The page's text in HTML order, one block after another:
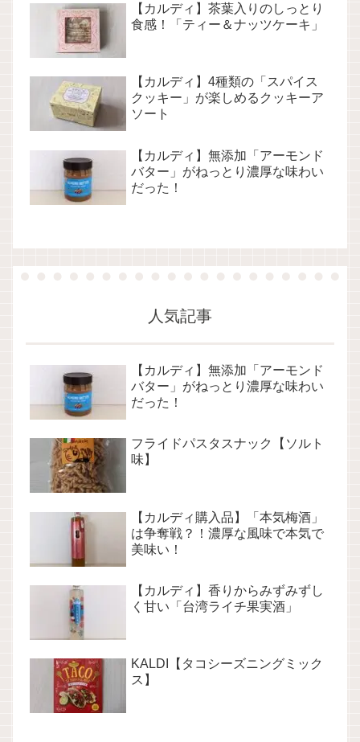
【カルディ】茶葉入りのしっとり
食感！「ティー＆ナッツケーキ」
【カルディ】4種類の「スパイス
クッキー」が楽しめるクッキーア
ソート
【カルディ】無添加「アーモンド
バター」がねっとり濃厚な味わい
だった！
人気記事
【カルディ】無添加「アーモンド
バター」がねっとり濃厚な味わい
だった！
フライドパスタスナック【ソルト
味】
【カルディ購入品】「本気梅酒」
は争奪戦？！濃厚な風味で本気で
美味い！
【カルディ】香りからみずみずし
く甘い「台湾ライチ果実酒」
KALDI【タコシーズニングミック
ス】